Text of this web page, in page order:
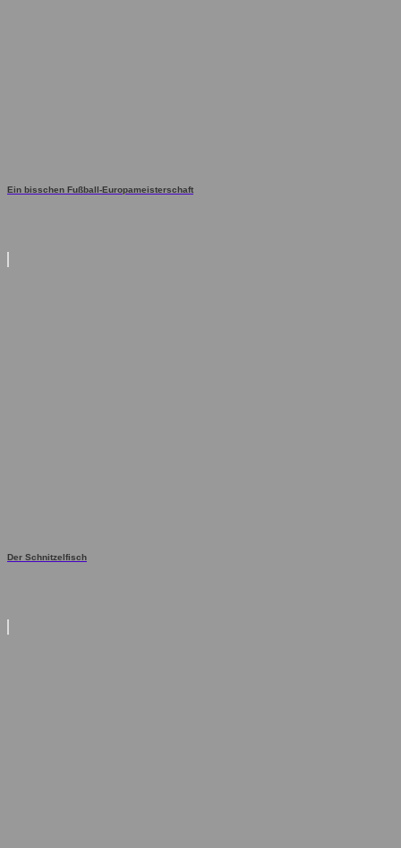
Ein bisschen Fußball-Europameisterschaft
Der Schnitzelfisch